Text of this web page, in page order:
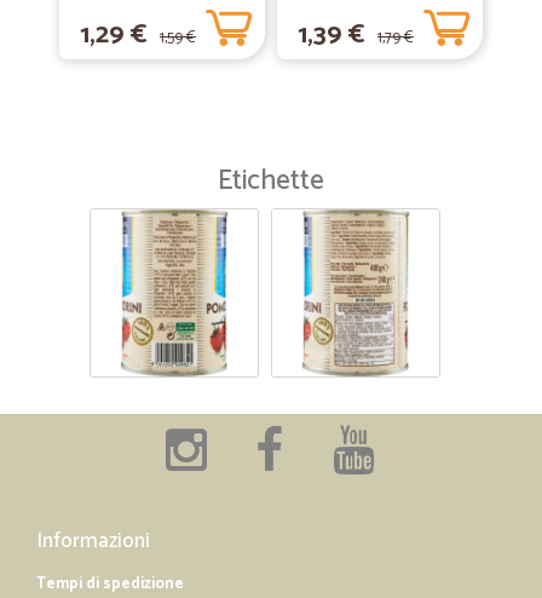
1,29 € 1,59 € 1,39 € 1,79 €
Etichette
Informazioni
Tempi di spedizione